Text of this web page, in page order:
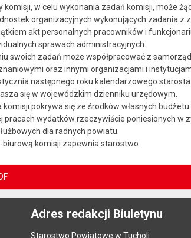
w celu wykonania zadań komisji, może
organizacyjnych wykonujących zadania
akt personalnych pracowników i
sprawach administracyjnych.
swoich zadań może współpracować z
oraz innymi organizacjami i
następnego roku kalendarzowego
się w wojewódzkim dzienniku urzędowym.
komisji pokrywa się ze środków własnych
pracach wydatków rzeczywiście poniesionych
dla radnych powiatu.
biurową komisji zapewnia starostwo.
Adres redakcji Biuletynu
Starostwo Powiatowe w Tucholi